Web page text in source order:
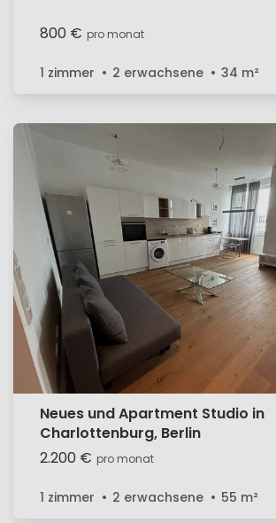
800 € pro monat
1 zimmer 2 erwachsene 34 m²
Neues und Apartment Studio in
Charlottenburg, Berlin
2.200 € pro monat
1 zimmer 2 erwachsene 55 m²